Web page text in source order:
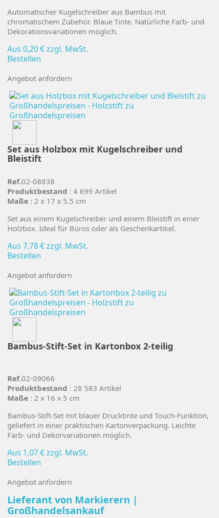
Automatischer Kugelschreiber aus Bambus mit
chromatischem Zubehör. Blaue Tinte. Natürliche Farb- und
Dekorationsvariationen möglich.
Aus 0,20 €zzgl. MwSt.
Bestellen
Angebot anfordern
Set aus Holzbox mit Kugelschreiber und
Bleistift
Ref.02-08838
Produktbestand : 4 699 Artikel
Maße : 2 x 17 x 5.5 cm
Set aus einem Kugelschreiber und einem Bleistift in einer
Holzbox. Ideal für Büros oder als Geschenkartikel.
Aus 7,78 €zzgl. MwSt.
Bestellen
Angebot anfordern
Bambus-Stift-Set in Kartonbox 2-teilig
Ref.02-09066
Produktbestand : 28 583 Artikel
Maße : 2 x 16 x 5 cm
Bambus-Stift-Set mit blauer Drucktinte und Touch-Funktion,
geliefert in einer praktischen Kartonverpackung. Leichte
Farb- und Dekorvariationen möglich.
Aus 1,07 €zzgl. MwSt.
Bestellen
Angebot anfordern
Lieferant von Markierern |
Großhandelsankauf